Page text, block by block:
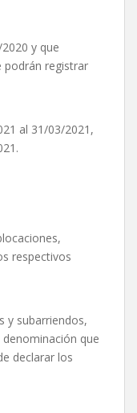
y que
podrán registrar
al 31/03/2021,
respectivos
y subarriendos,
que
declarar los